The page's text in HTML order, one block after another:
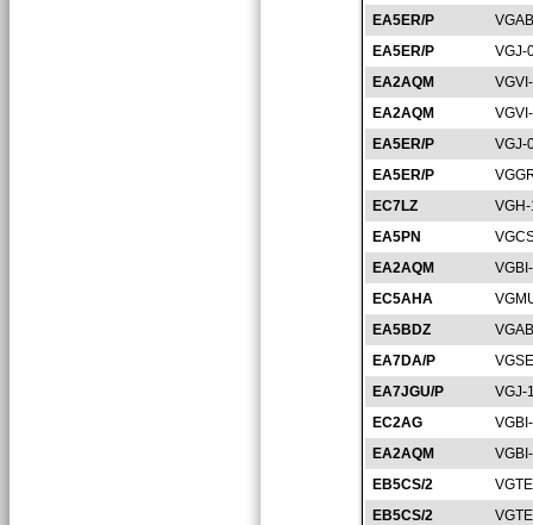
EA5ER/P
EA5ER/P
VGJ-
EA2AQM
EA2AQM
EA5ER/P
VGJ-
EA5ER/P
EC7LZ
EA5PN
EA2AQM
EC5AHA
EA5BDZ
EA7DA/P
EA7JGU/P
VGJ-
EC2AG
EA2AQM
EB5CS/2
EB5CS/2